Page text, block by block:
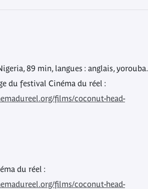
89 min, langues : anglais, yorouba.
du festival Cinéma du réel :
films/coconut-head-
du réel :
films/coconut-head-